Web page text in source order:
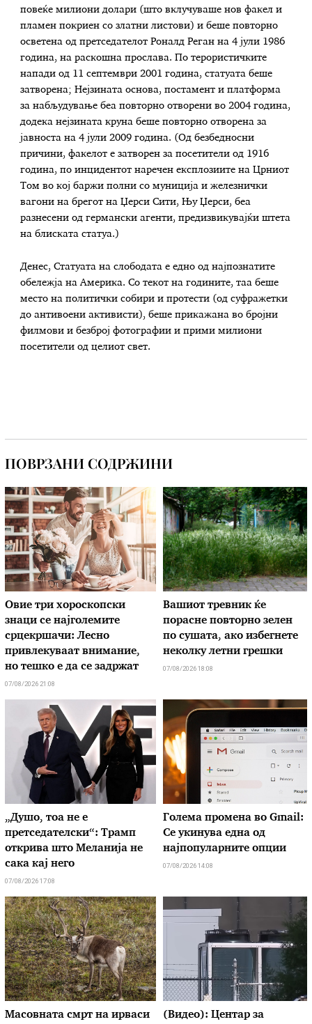
повеќе милиони долари (што вклучуваше нов факел и
пламен покриен со златни листови) и беше повторно
осветена од претседателот Роналд Реган на 4 јули 1986
година, на раскошна прослава. По терористичките
напади од 11 септември 2001 година, статуата беше
затворена; Нејзината основа, постамент и платформа
за набљудување беа повторно отворени во 2004 година,
додека нејзината круна беше повторно отворена за
јавноста на 4 јули 2009 година. (Од безбедносни
причини, факелот е затворен за посетители од 1916
година, по инцидентот наречен експлозиите на Црниот
Том во кој баржи полни со муниција и железнички
вагони на брегот на Џерси Сити, Њу Џерси, беа
разнесени од германски агенти, предизвикувајќи штета
на блиската статуа.)
Денес, Статуата на слободата е едно од најпознатите
обележја на Америка. Со текот на годините, таа беше
место на политички собири и протести (од суфражетки
до антивоени активисти), беше прикажана во бројни
филмови и безброј фотографии и прими милиони
посетители од целиот свет.
ПОВРЗАНИ СОДРЖИНИ
Овие три хороскопски
знаци се најголемите
срцекршачи: Лесно
привлекуваат внимание,
но тешко е да се задржат
07/08/2026 21:08
Вашиот тревник ќе
порасне повторно зелен
по сушата, ако избегнете
неколку летни грешки
07/08/2026 18:08
„Душо, тоа не е
претседателски“: Трамп
открива што Меланија не
сака кај него
07/08/2026 17:08
Голема промена во Gmail:
Се укинува една од
најпопуларните опции
07/08/2026 14:08
Масовната смрт на ирваси
(Видео): Центар за